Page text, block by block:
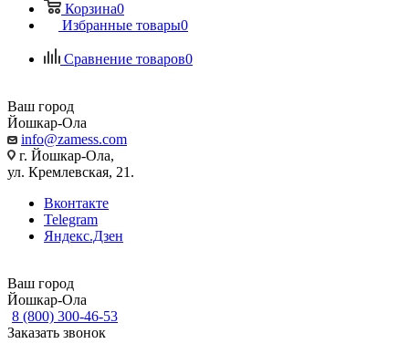
Корзина0
Избранные товары0
Сравнение товаров0
Ваш город
Йошкар-Ола
info@zamess.com
г. Йошкар-Ола,
ул. Кремлевская, 21.
Вконтакте
Telegram
Яндекс.Дзен
Ваш город
Йошкар-Ола
8 (800) 300-46-53
Заказать звонок